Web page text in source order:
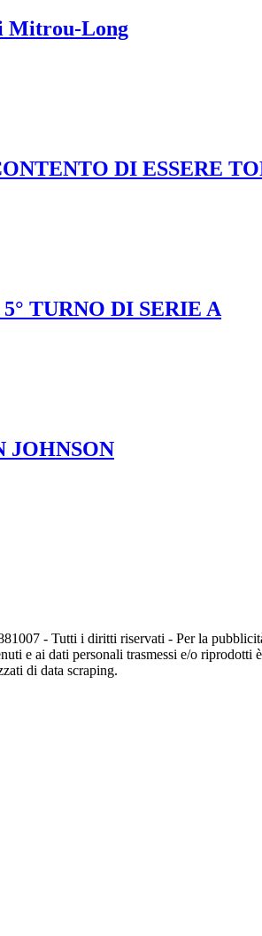
Mitrou-Long
DI ESSERE
TURNO DI SERIE A
JOHNSON
- Tutti i diritti riservati - Per la
e ai dati personali trasmessi e/o
di data scraping.